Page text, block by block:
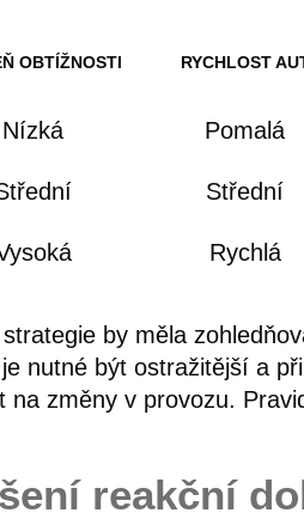
OBTÍŽNOSTI RYCHLOST
Nízká Pomalá
Střední
Rychlá
by měla
nutné být ostražitější a
na změny v provozu.
reakční